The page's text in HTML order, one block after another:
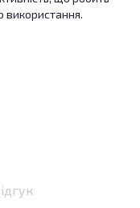
використання.